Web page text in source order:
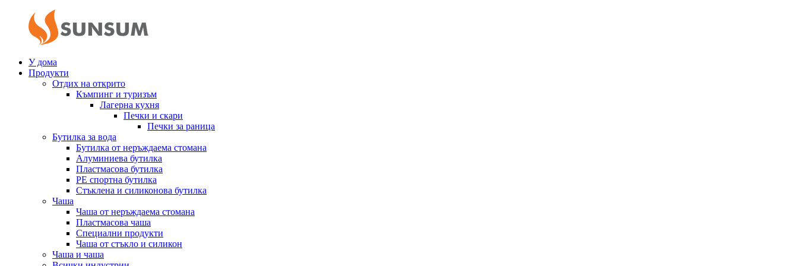
У дома
Продукти
Отдих на открито
Къмпинг и туризъм
Лагерна кухня
Печки и скари
Печки за раница
Бутилка за вода
Бутилка от неръждаема стомана
Алуминиева бутилка
Пластмасова бутилка
PE спортна бутилка
Стъклена и силиконова бутилка
Чаша
Чаша от неръждаема стомана
Пластмасова чаша
Специални продукти
Чаша от стъкло и силикон
Чаша и чаша